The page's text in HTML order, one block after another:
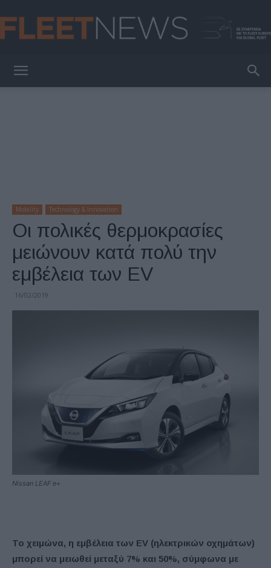
Mobility Technology & Innovation
Οι πολικές θερμοκρασίες
μειώνουν κατά πολύ την
εμβέλεια των EV
16/02/2019
Nissan LEAF e+
Το χειμώνα, η εμβέλεια των EV (ηλεκτρικών οχημάτων)
μπορεί να μειωθεί μεταξύ 7% και 50%, σύμφωνα με